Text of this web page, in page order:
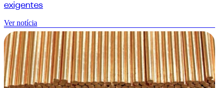
exigentes
Ver notícia